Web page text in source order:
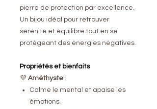
pierre de protection par excellence.
Un bijou idéal pour retrouver
sérénité et équilibre tout en se
protégeant des énergies négatives.
Propriétés et bienfaits
💜 Améthyste :
Calme le mental et apaise les
émotions.